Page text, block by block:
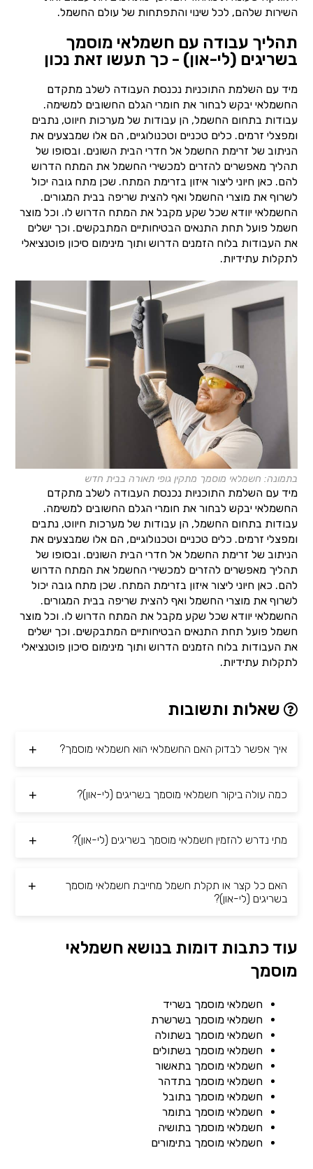
השירות שלהם, לכל שינוי והתפתחות של עולם החשמל.
תהליך עבודה עם חשמלאי מוסמך
בשריגים (לי-און) - כך תעשו זאת נכון
מיד עם השלמת התוכניות נכנסת העבודה לשלב מתקדם
החשמלאי יבקש לבחור את חומרי הגלם החשובים למשימה.
עבודות בתחום החשמל, הן עבודות של מערכות חיווט, נתבים
ומפצלי זרמים. כלים טכניים וטכנולוגיים, הם אלו שמבצעים את
הניתוב של זרימת החשמל אל חדרי הבית השונים. ובסופו של
תהליך מאפשרים להזרים למכשירי החשמל את המתח הדרוש
להם. כאן חיוני ליצור איזון בזרימת המתח. שכן מתח גובה יכול
לשרוף את מוצרי החשמל ואף להצית שריפה בבית המגורים.
החשמלאי יוודא שכל שקע מקבל את המתח הדרוש לו. וכל מוצר
חשמל פועל תחת התנאים הבטיחותיים המתבקשים. וכך ישלים
את העבודות בלוח הזמנים הדרוש ותוך מינימום סיכון פוטנציאלי
לתקלות עתידיות.
בתמונה: חשמלאי מוסמך מתקין גופי תאורה בבית חדש
מיד עם השלמת התוכניות נכנסת העבודה לשלב מתקדם
החשמלאי יבקש לבחור את חומרי הגלם החשובים למשימה.
עבודות בתחום החשמל, הן עבודות של מערכות חיווט, נתבים
ומפצלי זרמים. כלים טכניים וטכנולוגיים, הם אלו שמבצעים את
הניתוב של זרימת החשמל אל חדרי הבית השונים. ובסופו של
תהליך מאפשרים להזרים למכשירי החשמל את המתח הדרוש
להם. כאן חיוני ליצור איזון בזרימת המתח. שכן מתח גובה יכול
לשרוף את מוצרי החשמל ואף להצית שריפה בבית המגורים.
החשמלאי יוודא שכל שקע מקבל את המתח הדרוש לו. וכל מוצר
חשמל פועל תחת התנאים הבטיחותיים המתבקשים. וכך ישלים
את העבודות בלוח הזמנים הדרוש ותוך מינימום סיכון פוטנציאלי
לתקלות עתידיות.
שאלות ותשובות
איך אפשר לבדוק האם החשמלאי הוא חשמלאי מוסמך?
כמה עולה ביקור חשמלאי מוסמך בשריגים (לי-און)?
מתי נדרש להזמין חשמלאי מוסמך בשריגים (לי-און)?
האם כל קצר או תקלת חשמל מחייבת חשמלאי מוסמך
בשריגים (לי-און)?
עוד כתבות דומות בנושא חשמלאי
מוסמך
חשמלאי מוסמך בשריד
חשמלאי מוסמך בשרשרת
חשמלאי מוסמך בשתולה
חשמלאי מוסמך בשתולים
חשמלאי מוסמך בתאשור
חשמלאי מוסמך בתדהר
חשמלאי מוסמך בתובל
חשמלאי מוסמך בתומר
חשמלאי מוסמך בתושיה
חשמלאי מוסמך בתימורים